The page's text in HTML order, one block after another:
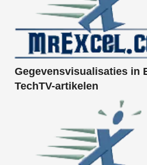
Gegevensvisualisaties in
TechTV-artikelen